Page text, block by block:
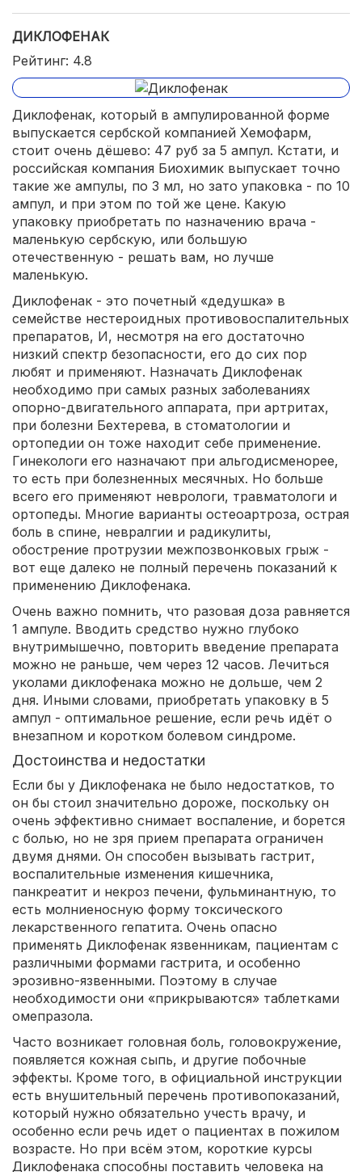
ДИКЛОФЕНАК
Рейтинг: 4.8
Диклофенак, который в ампулированной форме
выпускается сербской компанией Хемофарм,
стоит очень дёшево: 47 руб за 5 ампул. Кстати, и
российская компания Биохимик выпускает точно
такие же ампулы, по 3 мл, но зато упаковка - по 10
ампул, и при этом по той же цене. Какую
упаковку приобретать по назначению врача -
маленькую сербскую, или большую
отечественную - решать вам, но лучше
маленькую.
Диклофенак - это почетный «дедушка» в
семействе нестероидных противовоспалительных
препаратов, И, несмотря на его достаточно
низкий спектр безопасности, его до сих пор
любят и применяют. Назначать Диклофенак
необходимо при самых разных заболеваниях
опорно-двигательного аппарата, при артритах,
при болезни Бехтерева, в стоматологии и
ортопедии он тоже находит себе применение.
Гинекологи его назначают при альгодисменорее,
то есть при болезненных месячных. Но больше
всего его применяют неврологи, травматологи и
ортопеды. Многие варианты остеоартроза, острая
боль в спине, невралгии и радикулиты,
обострение протрузии межпозвонковых грыж -
вот еще далеко не полный перечень показаний к
применению Диклофенака.
Очень важно помнить, что разовая доза равняется
1 ампуле. Вводить средство нужно глубоко
внутримышечно, повторить введение препарата
можно не раньше, чем через 12 часов. Лечиться
уколами диклофенака можно не дольше, чем 2
дня. Иными словами, приобретать упаковку в 5
ампул - оптимальное решение, если речь идёт о
внезапном и коротком болевом синдроме.
Достоинства и недостатки
Если бы у Диклофенака не было недостатков, то
он бы стоил значительно дороже, поскольку он
очень эффективно снимает воспаление, и борется
с болью, но не зря прием препарата ограничен
двумя днями. Он способен вызывать гастрит,
воспалительные изменения кишечника,
панкреатит и некроз печени, фульминантную, то
есть молниеносную форму токсического
лекарственного гепатита. Очень опасно
применять Диклофенак язвенникам, пациентам с
различными формами гастрита, и особенно
эрозивно-язвенными. Поэтому в случае
необходимости они «прикрываются» таблетками
омепразола.
Часто возникает головная боль, головокружение,
появляется кожная сыпь, и другие побочные
эффекты. Кроме того, в официальной инструкции
есть внушительный перечень противопоказаний,
который нужно обязательно учесть врачу, и
особенно если речь идет о пациентах в пожилом
возрасте. Но при всём этом, короткие курсы
Диклофенака способны поставить человека на